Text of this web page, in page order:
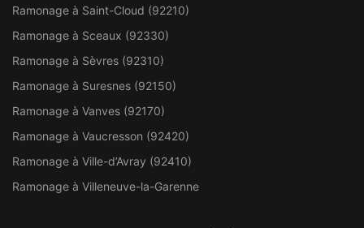
Ramonage à Saint-Cloud (92210)
Ramonage à Sceaux (92330)
Ramonage à Sèvres (92310)
Ramonage à Suresnes (92150)
Ramonage à Vanves (92170)
Ramonage à Vaucresson (92420)
Ramonage à Ville-d’Avray (92410)
Ramonage à Villeneuve-la-Garenne